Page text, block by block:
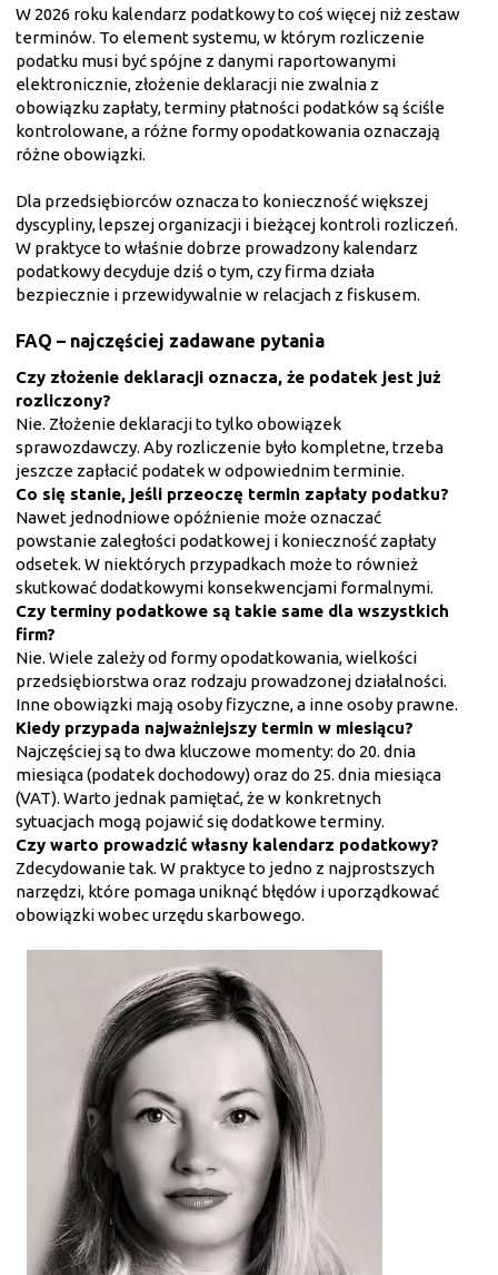
W 2026 roku kalendarz podatkowy to coś więcej niż zestaw
terminów. To element systemu, w którym rozliczenie
podatku musi być spójne z danymi raportowanymi
elektronicznie, złożenie deklaracji nie zwalnia z
obowiązku zapłaty, terminy płatności podatków są ściśle
kontrolowane, a różne formy opodatkowania oznaczają
różne obowiązki.
Dla przedsiębiorców oznacza to konieczność większej
dyscypliny, lepszej organizacji i bieżącej kontroli rozliczeń.
W praktyce to właśnie dobrze prowadzony kalendarz
podatkowy decyduje dziś o tym, czy firma działa
bezpiecznie i przewidywalnie w relacjach z fiskusem.
FAQ – najczęściej zadawane pytania
Czy złożenie deklaracji oznacza, że podatek jest już
rozliczony?
Nie. Złożenie deklaracji to tylko obowiązek
sprawozdawczy. Aby rozliczenie było kompletne, trzeba
jeszcze zapłacić podatek w odpowiednim terminie.
Co się stanie, jeśli przeoczę termin zapłaty podatku?
Nawet jednodniowe opóźnienie może oznaczać
powstanie zaległości podatkowej i konieczność zapłaty
odsetek. W niektórych przypadkach może to również
skutkować dodatkowymi konsekwencjami formalnymi.
Czy terminy podatkowe są takie same dla wszystkich
firm?
Nie. Wiele zależy od formy opodatkowania, wielkości
przedsiębiorstwa oraz rodzaju prowadzonej działalności.
Inne obowiązki mają osoby fizyczne, a inne osoby prawne.
Kiedy przypada najważniejszy termin w miesiącu?
Najczęściej są to dwa kluczowe momenty: do 20. dnia
miesiąca (podatek dochodowy) oraz do 25. dnia miesiąca
(VAT). Warto jednak pamiętać, że w konkretnych
sytuacjach mogą pojawić się dodatkowe terminy.
Czy warto prowadzić własny kalendarz podatkowy?
Zdecydowanie tak. W praktyce to jedno z najprostszych
narzędzi, które pomaga uniknąć błędów i uporządkować
obowiązki wobec urzędu skarbowego.